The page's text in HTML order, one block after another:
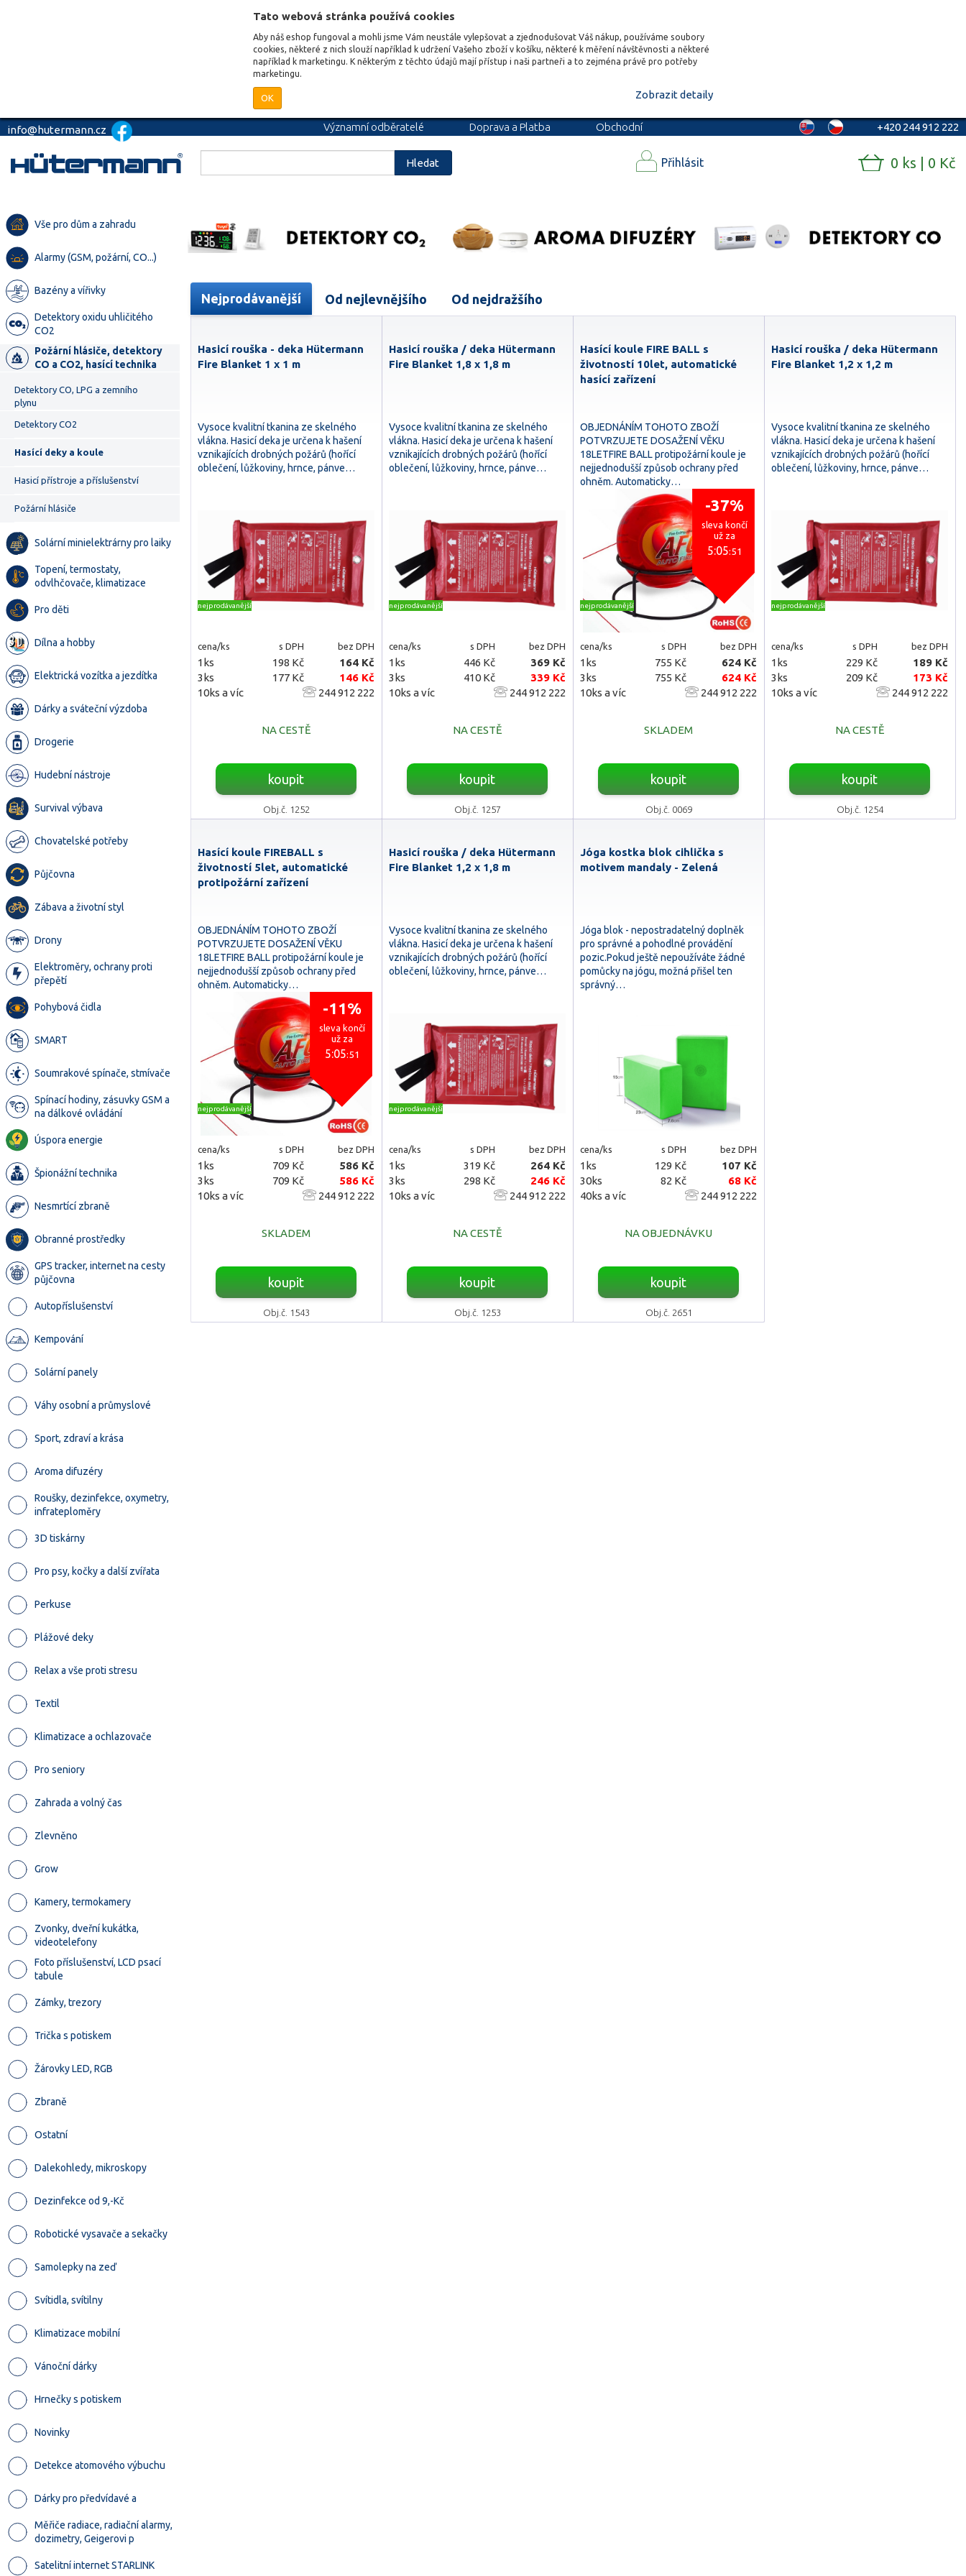
Tato webová stránka používá cookies
Aby náš eshop fungoval a mohli jsme Vám neustále vylepšovat a zjednodušovat Váš nákup, používáme soubory
cookies, některé z nich slouží například k udržení Vašeho zboží v košíku, některé k měření návštěvnosti a některé
například k marketingu. K některým z těchto údajů mají přístup i naši partneři a to zejména právě pro potřeby
marketingu.
OK Zobrazit detaily
info@hutermann.cz Významní odběratelé Doprava a Platba
Obchodní
+420 244 912 222
Hledat Přihlásit 0 ks | 0 Kč
Vše pro dům a zahradu
Alarmy (GSM, požární, CO...)
Bazény a vířivky
Detektory oxidu uhličitého
CO2
Požární hlásiče, detektory
CO a CO2, hasící technika
Detektory CO, LPG a zemního
plynu
Detektory CO2
Hasící deky a koule
Hasicí přístroje a příslušenství
Požární hlásiče
Solární minielektrárny pro laiky
Topení, termostaty,
odvlhčovače, klimatizace
Pro děti
Dílna a hobby
Elektrická vozítka a jezdítka
Dárky a sváteční výzdoba
Drogerie
Hudební nástroje
Survival výbava
Chovatelské potřeby
Půjčovna
Zábava a životní styl
Drony
Elektroměry, ochrany proti
přepětí
Pohybová čidla
SMART
Soumrakové spínače, stmívače
Spínací hodiny, zásuvky GSM a
na dálkové ovládání
Úspora energie
Špionážní technika
Nesmrtící zbraně
Obranné prostředky
GPS tracker, internet na cesty
půjčovna
Autopříslušenství
Kempování
Solární panely
Váhy osobní a průmyslové
Sport, zdraví a krása
Aroma difuzéry
Roušky, dezinfekce, oxymetry,
infrateploměry
3D tiskárny
Pro psy, kočky a další zvířata
Perkuse
Plážové deky
Relax a vše proti stresu
Textil
Klimatizace a ochlazovače
Pro seniory
Zahrada a volný čas
Zlevněno
Grow
Kamery, termokamery
Zvonky, dveřní kukátka,
videotelefony
Foto příslušenství, LCD psací
tabule
Zámky, trezory
Trička s potiskem
Žárovky LED, RGB
Zbraně
Ostatní
Dalekohledy, mikroskopy
Dezinfekce od 9,-Kč
Robotické vysavače a sekačky
Samolepky na zeď
Svítidla, svítilny
Klimatizace mobilní
Vánoční dárky
Hrnečky s potiskem
Novinky
Detekce atomového výbuchu
Dárky pro předvídavé a
Měřiče radiace, radiační alarmy,
dozimetry, Geigerovi p
Satelitní internet STARLINK
Nejprodávanější Od nejlevnějšího Od nejdražšího
Hasicí rouška - deka Hütermann
Fire Blanket 1 x 1 m
Vysoce kvalitní tkanina ze skelného
vlákna. Hasicí deka je určena k hašení
vznikajících drobných požárů (hořící
oblečení, lůžkoviny, hrnce, pánve…
nejprodávanější
cena/ks s DPH bez DPH
1ks 198 Kč
164 Kč
3ks
177 Kč
146 Kč
10ks a víc
244 912 222
NA CESTĚ
koupit
Obj.č. 1252
Hasicí rouška / deka Hütermann
Fire Blanket 1,8 x 1,8 m
Vysoce kvalitní tkanina ze skelného
vlákna. Hasicí deka je určena k hašení
vznikajících drobných požárů (hořící
oblečení, lůžkoviny, hrnce, pánve…
nejprodávanější
cena/ks s DPH bez DPH
1ks 446 Kč
369 Kč
3ks
410 Kč
339 Kč
10ks a víc
244 912 222
NA CESTĚ
koupit
Obj.č. 1257
Hasící koule FIRE BALL s
životností 10let, automatické
hasící zařízení
OBJEDNÁNÍM TOHOTO ZBOŽÍ
POTVRZUJETE DOSAŽENÍ VĚKU
18LETFIRE BALL protipožární koule je
nejjednodušší způsob ochrany před
ohněm. Automaticky…
-37%
sleva končí
už za
5:05:50
nejprodávanější
cena/ks s DPH bez DPH
1ks 755 Kč
624 Kč
3ks
755 Kč
624 Kč
10ks a víc
244 912 222
SKLADEM
koupit
Obj.č. 0069
Hasicí rouška / deka Hütermann
Fire Blanket 1,2 x 1,2 m
Vysoce kvalitní tkanina ze skelného
vlákna. Hasicí deka je určena k hašení
vznikajících drobných požárů (hořící
oblečení, lůžkoviny, hrnce, pánve…
nejprodávanější
cena/ks s DPH bez DPH
1ks 229 Kč
189 Kč
3ks
209 Kč
173 Kč
10ks a víc
244 912 222
NA CESTĚ
koupit
Obj.č. 1254
Hasící koule FIREBALL s
životností 5let, automatické
protipožární zařízení
OBJEDNÁNÍM TOHOTO ZBOŽÍ
POTVRZUJETE DOSAŽENÍ VĚKU
18LETFIRE BALL protipožární koule je
nejjednodušší způsob ochrany před
ohněm. Automaticky…
-11%
sleva končí
už za
5:05:50
nejprodávanější
cena/ks s DPH bez DPH
1ks 709 Kč
586 Kč
3ks
709 Kč
586 Kč
10ks a víc
244 912 222
SKLADEM
koupit
Obj.č. 1543
Hasicí rouška / deka Hütermann
Fire Blanket 1,2 x 1,8 m
Vysoce kvalitní tkanina ze skelného
vlákna. Hasicí deka je určena k hašení
vznikajících drobných požárů (hořící
oblečení, lůžkoviny, hrnce, pánve…
nejprodávanější
cena/ks s DPH bez DPH
1ks 319 Kč
264 Kč
3ks
298 Kč
246 Kč
10ks a víc
244 912 222
NA CESTĚ
koupit
Obj.č. 1253
Jóga kostka blok cihlička s
motivem mandaly - Zelená
Jóga blok - nepostradatelný doplněk
pro správné a pohodlné provádění
pozic.Pokud ještě nepoužíváte žádné
pomůcky na jógu, možná přišel ten
správný…
cena/ks s DPH bez DPH
1ks 129 Kč
107 Kč
30ks
82 Kč
68 Kč
40ks a víc
244 912 222
NA OBJEDNÁVKU
koupit
Obj.č. 2651